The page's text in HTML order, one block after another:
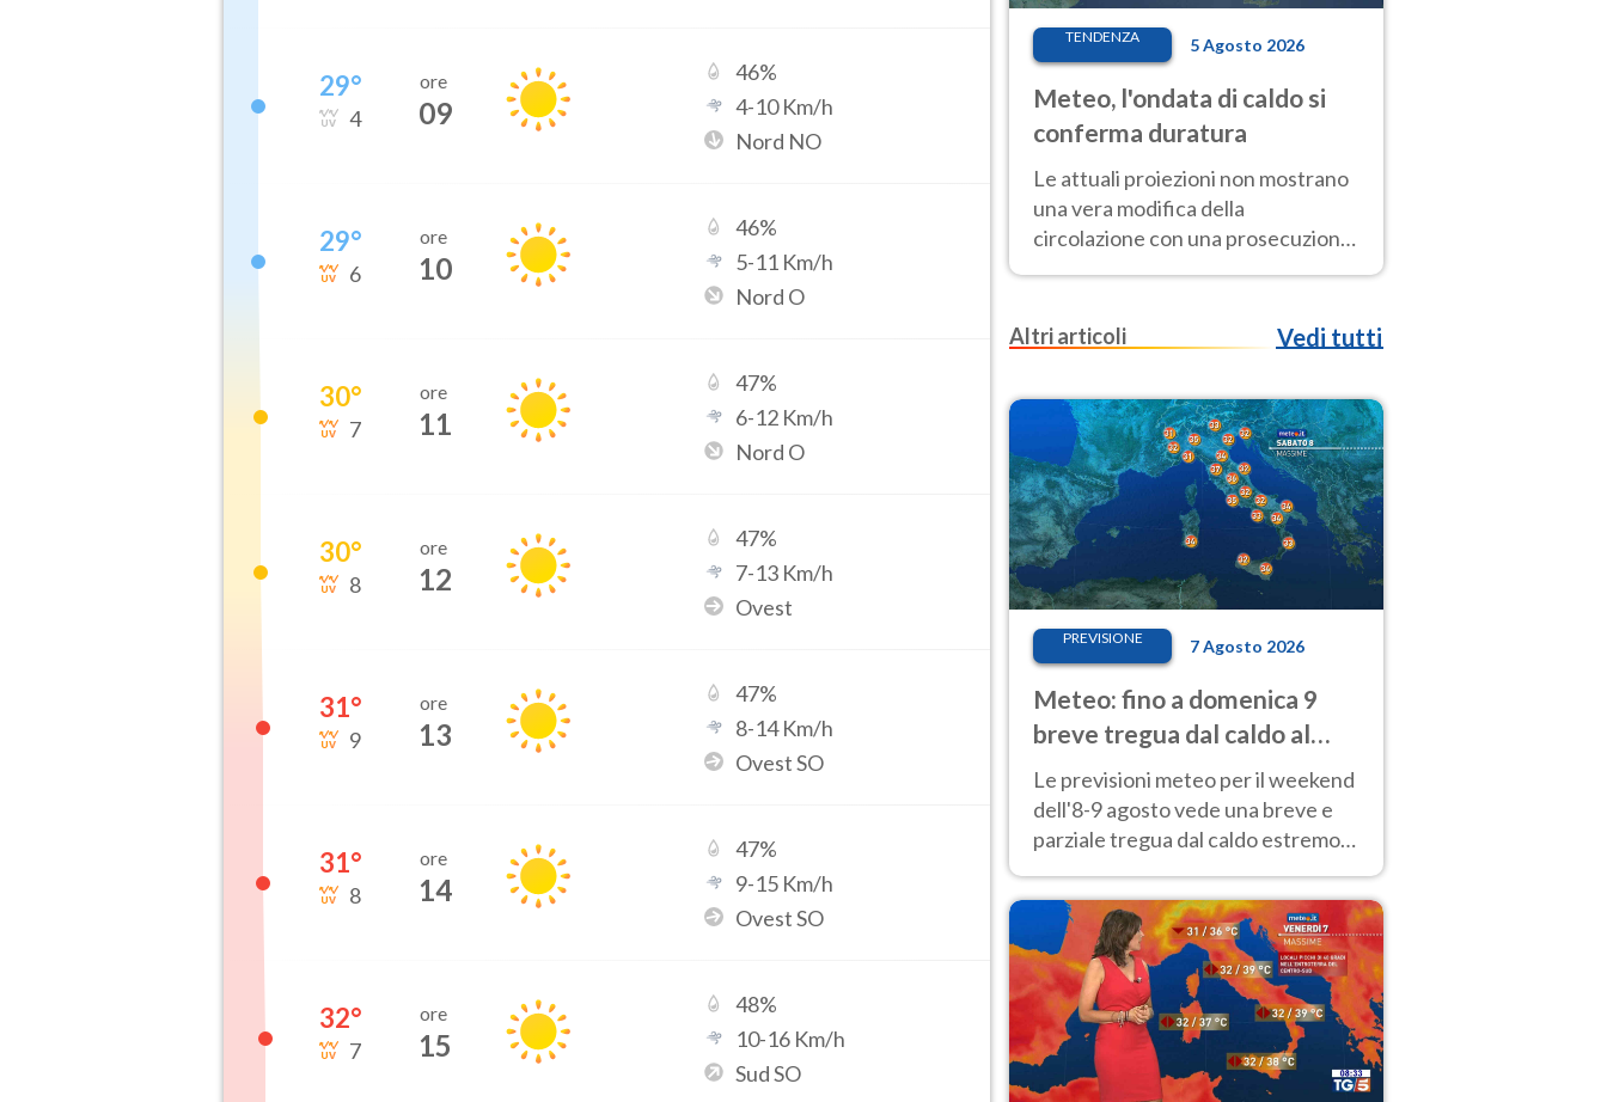
29°
4
ore
09
46%
4-10Km/h
Nord NO
29°
6
ore
10
46%
5-11 Km/h
Nord O
30°
7
ore
11
47%
6-12 Km/h
Nord O
30°
8
ore
12
47%
7-13 Km/h
Ovest
31°
9
ore
13
47%
8-14Km/h
Ovest SO
31°
8
ore
14
47%
9-15 Km/h
Ovest SO
32°
7
ore
15
48%
10-16 Km/h
Sud SO
TENDENZA 5 Agosto 2026
Meteo, l'ondata di caldo si
conferma duratura
Le attuali proiezioni non mostrano
una vera modifica della
circolazione con una prosecuzione
del caldo fuori scala per molti
Ferragosto
Altri articoli Vedi tutti
PREVISIONE 7 Agosto 2026
Meteo: fino a domenica 9
breve tregua dal caldo al
Nord! Altrove calura e afa
Le previsioni meteo per il weekend
dell'8-9 agosto vede una breve e
parziale tregua dal caldo estremo
40 gradi.